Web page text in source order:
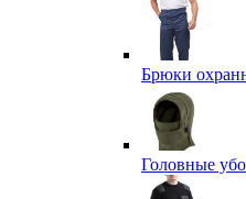
Брюки
Головные